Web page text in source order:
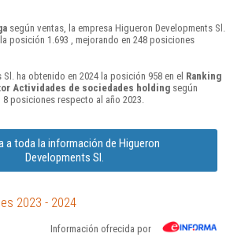
según ventas, la empresa Higueron Developments Sl.
posición 1.693 , mejorando en 248 posiciones
ha obtenido en 2024 la posición 958 en el Ranking
Actividades de sociedades holding según
posiciones respecto al año 2023.
a toda la información de Higueron
Developments Sl.
2023 - 2024
Información ofrecida por